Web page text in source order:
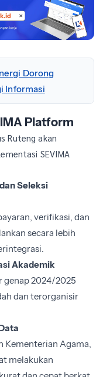
Dorong
Informasi
Platform
Ruteng akan
SEVIMA
Seleksi
verifikasi, dan
secara lebih
Akademik
genap 2024/2025
dan terorganisir
Kementerian Agama,
melakukan